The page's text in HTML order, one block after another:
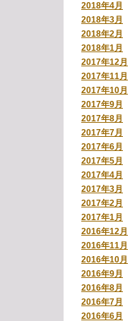
2018年4月
2018年3月
2018年2月
2018年1月
2017年12月
2017年11月
2017年10月
2017年9月
2017年8月
2017年7月
2017年6月
2017年5月
2017年4月
2017年3月
2017年2月
2017年1月
2016年12月
2016年11月
2016年10月
2016年9月
2016年8月
2016年7月
2016年6月